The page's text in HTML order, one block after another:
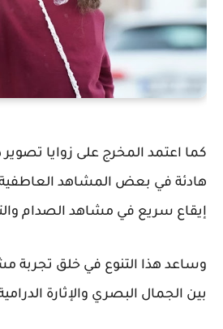
كما اعتمد المخرج على زوايا
هادئة في بعض المشاهد
إيقاع سريع في مشاهد الصدام
وساعد هذا التنوع في خلق تجربة
بين الجمال البصري والإثارة